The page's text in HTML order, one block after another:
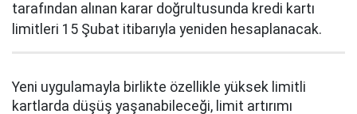
tarafından alınan karar doğrultusunda kredi kartı
limitleri 15 Şubat itibarıyla yeniden hesaplanacak.
Yeni uygulamayla birlikte özellikle yüksek limitli
kartlarda düşüş yaşanabileceği, limit artırımı